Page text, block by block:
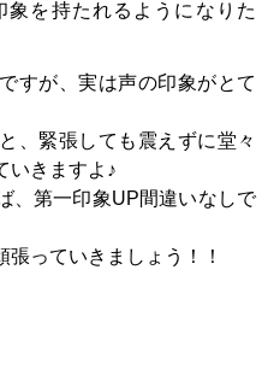
象を持たれるようになりた
すが、実は声の印象がとて
、緊張しても震えずに堂々
いきますよ♪
、第一印象UP間違いなしで
っていきましょう！！